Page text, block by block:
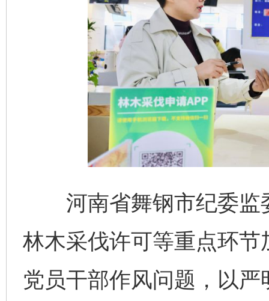
河南省舞钢市纪委监
林木采伐许可等重点环
党员干部作风问题，以